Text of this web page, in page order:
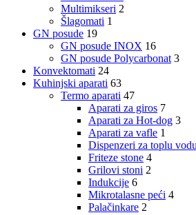
Multimikseri 2
Šlagomati 1
GN posude 19
GN posude INOX 16
GN posude Polycarbonat 3
Konvektomati 24
Kuhinjski aparati 63
Termo aparati 47
Aparati za giros 7
Aparati za Hot-dog 3
Aparati za vafle 1
Dispenzeri za toplu vodu
Friteze stone 4
Grilovi stoni 2
Indukcije 6
Mikrotalasne peći 4
Palačinkare 2